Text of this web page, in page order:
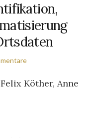
Köther, Anne